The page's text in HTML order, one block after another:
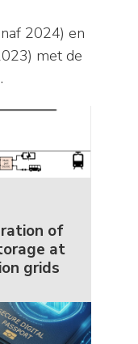
2024) en
met de
of
at
grids